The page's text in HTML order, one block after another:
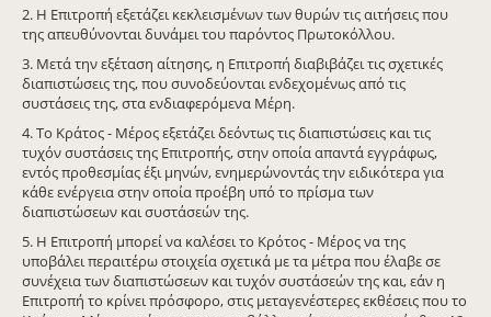
2. Η Επιτροπή εξετάζει κεκλεισμένων των θυρών τις αιτήσεις που
της απευθύνονται δυνάμει του παρόντος Πρωτοκόλλου.
3. Μετά την εξέταση αίτησης, η Επιτροπή διαβιβάζει τις σχετικές
διαπιστώσεις της, που συνοδεύονται ενδεχομένως από τις
συστάσεις της, στα ενδιαφερόμενα Μέρη.
4. Το Κράτος - Μέρος εξετάζει δεόντως τις διαπιστώσεις και τις
τυχόν συστάσεις της Επιτροπής, στην οποία απαντά εγγράφως,
εντός προθεσμίας έξι μηνών, ενημερώνοντάς την ειδικότερα για
κάθε ενέργεια στην οποία προέβη υπό το πρίσμα των
διαπιστώσεων και συστάσεών της.
5. Η Επιτροπή μπορεί να καλέσει το Κρότος - Μέρος να της
υποβάλει περαιτέρω στοιχεία σχετικά με τα μέτρα που έλαβε σε
συνέχεια των διαπιστώσεων και τυχόν συστάσεών της και, εάν η
Επιτροπή το κρίνει πρόσφορο, στις μεταγενέστερες εκθέσεις που το